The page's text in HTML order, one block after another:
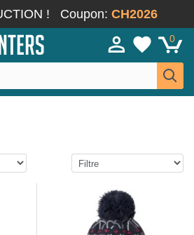
! Coupon: CH2026
0